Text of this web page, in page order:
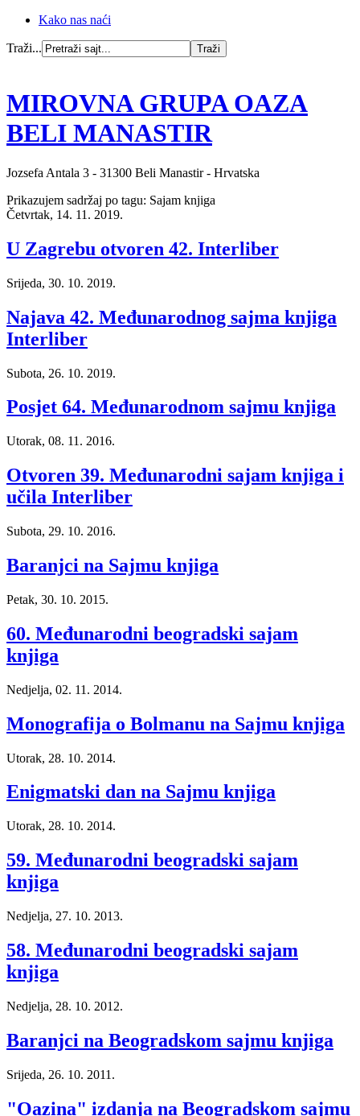
Kako nas naći
Traži...
MIROVNA GRUPA OAZA
BELI MANASTIR
Jozsefa Antala 3 - 31300 Beli Manastir - Hrvatska
Prikazujem sadržaj po tagu: Sajam knjiga
Četvrtak, 14. 11. 2019.
U Zagrebu otvoren 42. Interliber
Srijeda, 30. 10. 2019.
Najava 42. Međunarodnog sajma knjiga
Interliber
Subota, 26. 10. 2019.
Posjet 64. Međunarodnom sajmu knjiga
Utorak, 08. 11. 2016.
Otvoren 39. Međunarodni sajam knjiga i
učila Interliber
Subota, 29. 10. 2016.
Baranjci na Sajmu knjiga
Petak, 30. 10. 2015.
60. Međunarodni beogradski sajam
knjiga
Nedjelja, 02. 11. 2014.
Monografija o Bolmanu na Sajmu knjiga
Utorak, 28. 10. 2014.
Enigmatski dan na Sajmu knjiga
Utorak, 28. 10. 2014.
59. Međunarodni beogradski sajam
knjiga
Nedjelja, 27. 10. 2013.
58. Međunarodni beogradski sajam
knjiga
Nedjelja, 28. 10. 2012.
Baranjci na Beogradskom sajmu knjiga
Srijeda, 26. 10. 2011.
"Oazina" izdanja na Beogradskom sajmu